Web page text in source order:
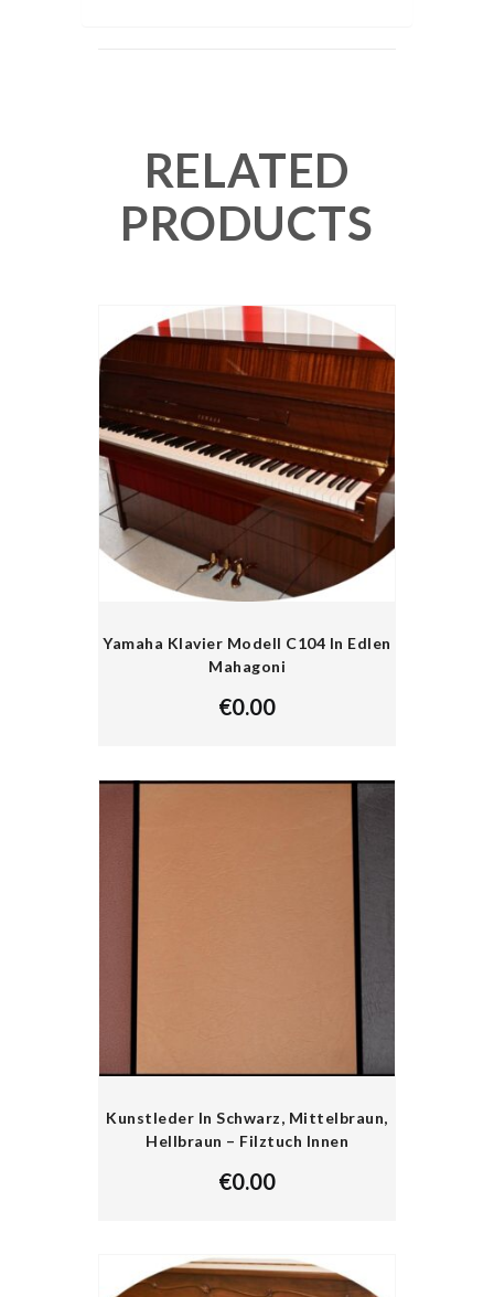
RELATED
PRODUCTS
Yamaha Klavier Modell C104 In Edlen
Mahagoni
€0.00
Kunstleder In Schwarz, Mittelbraun,
Hellbraun – Filztuch Innen
€0.00